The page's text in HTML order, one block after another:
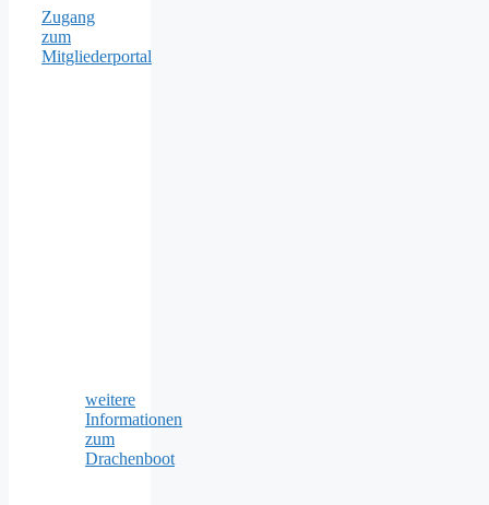
Zugang
zum
Mitgliederportal
weitere
Informationen
zum
Drachenboot